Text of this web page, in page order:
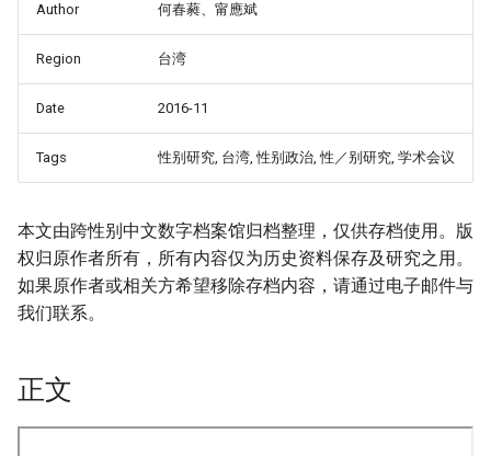
Author 何春蕤、甯應斌
Region 台湾
Date 2016-11
Tags 性别研究, 台湾, 性别政治, 性／别研究, 学术会议
本文由跨性别中文数字档案馆归档整理，仅供存档使用。版
权归原作者所有，所有内容仅为历史资料保存及研究之用。
如果原作者或相关方希望移除存档内容，请通过电子邮件与
我们联系。
正文